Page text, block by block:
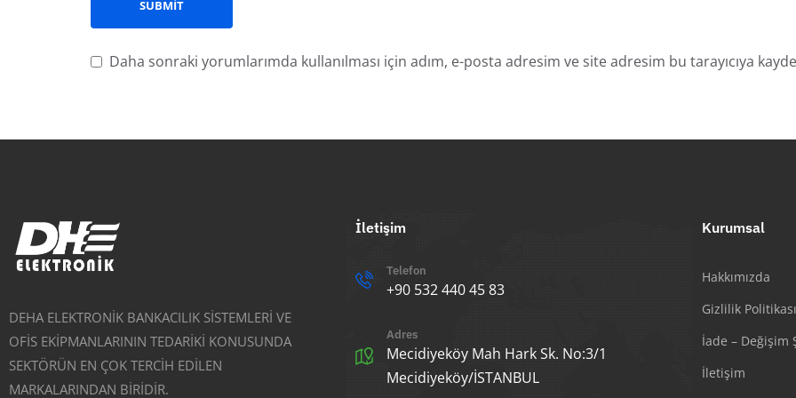
Daha sonraki yorumlarımda kullanılması için adım, e-posta adresim ve site adresim bu tarayıcıya
DEHA ELEKTRONİK BANKACILIK SİSTEMLERİ VE
OFİS EKİPMANLARININ TEDARİKİ KONUSUNDA
SEKTÖRÜN EN ÇOK TERCİH EDİLEN
MARKALARINDAN BİRİDİR.
İletişim
Telefon
+90 532 440 45 83
Adres
Mecidiyeköy Mah Hark Sk. No:3/1
Mecidiyeköy/İSTANBUL
Kurumsal
Hakkımızda
Gizlilik Politikası
İade – Değişim
İletişim